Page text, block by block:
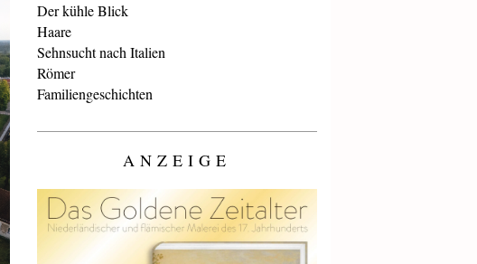
Der kühle Blick
Haare
Sehnsucht nach Italien
Römer
Familiengeschichten
ANZEIGE